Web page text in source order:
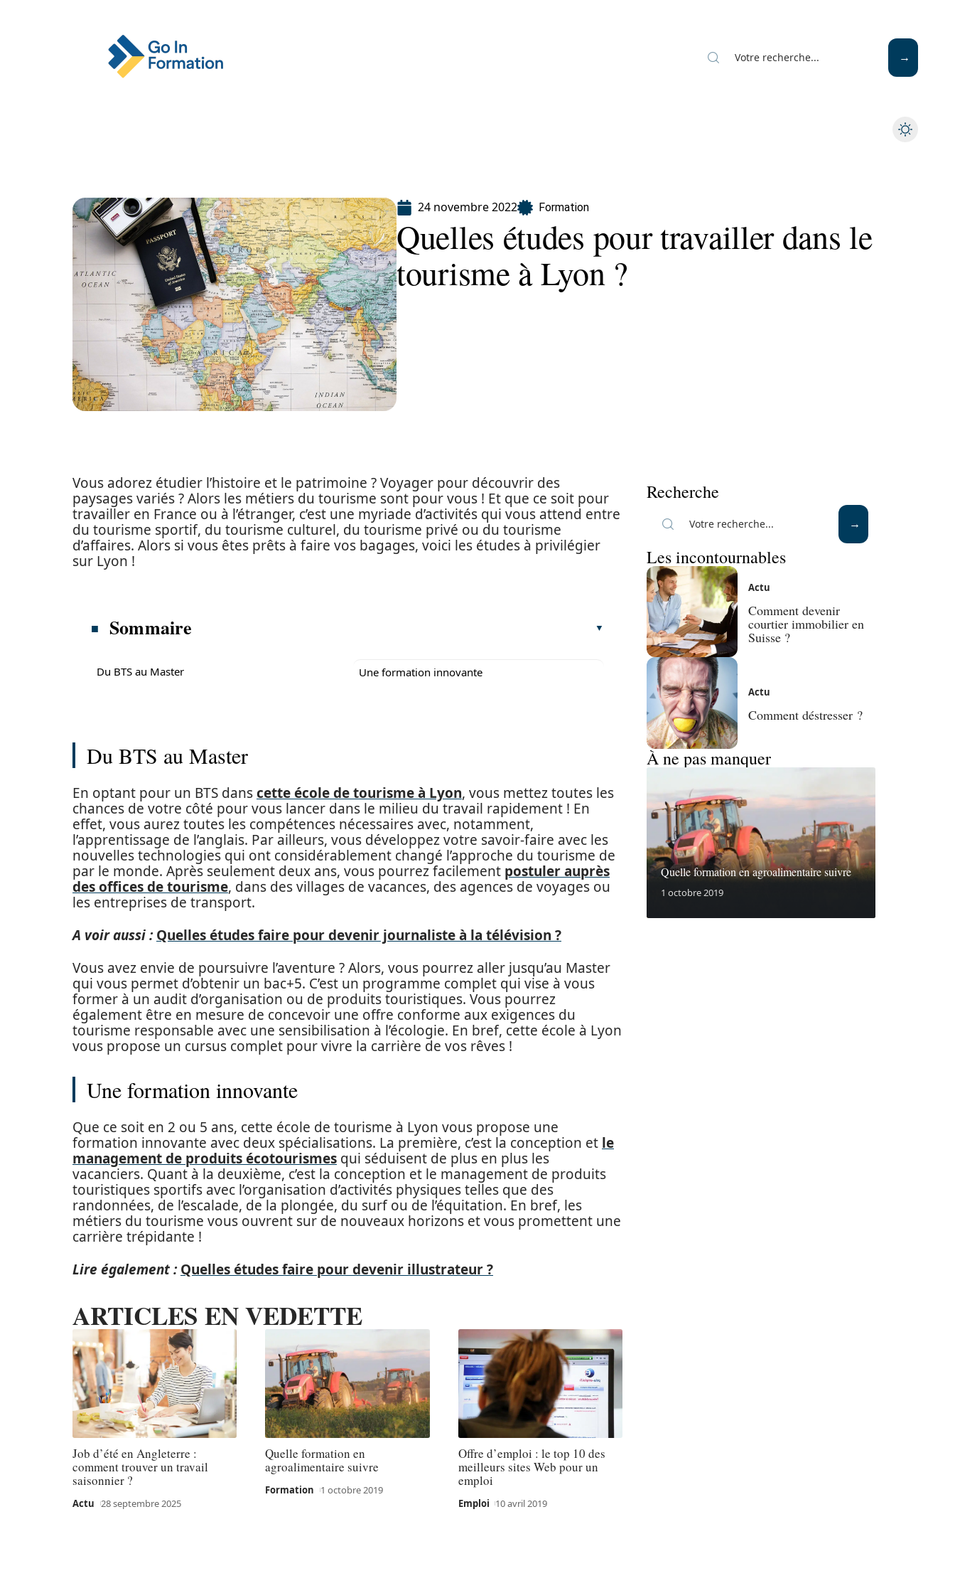
24 novembre 2022 Formation
Quelles études pour travailler dans le
tourisme à Lyon ?
Vous adorez étudier l’histoire et le patrimoine ? Voyager pour découvrir des
paysages variés ? Alors les métiers du tourisme sont pour vous ! Et que ce soit pour
travailler en France ou à l’étranger, c’est une myriade d’activités qui vous attend entre
du tourisme sportif, du tourisme culturel, du tourisme privé ou du tourisme
d’affaires. Alors si vous êtes prêts à faire vos bagages, voici les études à privilégier
sur Lyon !
Sommaire
Du BTS au Master Une formation innovante
Du BTS au Master
En optant pour un BTS danscette école de tourisme à Lyon, vous mettez toutes les
chances de votre côté pour vous lancer dans le milieu du travail rapidement ! En
effet, vous aurez toutes les compétences nécessaires avec, notamment,
l’apprentissage de l’anglais. Par ailleurs, vous développez votre savoir-faire avec les
nouvelles technologies qui ont considérablement changé l’approche du tourisme de
par le monde. Après seulement deux ans, vous pourrez facilement postuler auprès
des offices de tourisme, dans des villages de vacances, des agences de voyages ou
les entreprises de transport.
A voir aussi : Quelles études faire pour devenir journaliste à la télévision ?
Vous avez envie de poursuivre l’aventure ? Alors, vous pourrez aller jusqu’au Master
qui vous permet d’obtenir un bac+5. C’est un programme complet qui vise à vous
former à un audit d’organisation ou de produits touristiques. Vous pourrez
également être en mesure de concevoir une offre conforme aux exigences du
tourisme responsable avec une sensibilisation à l’écologie. En bref, cette école à Lyon
vous propose un cursus complet pour vivre la carrière de vos rêves !
Une formation innovante
Que ce soit en 2 ou 5 ans, cette école de tourisme à Lyon vous propose une
formation innovante avec deux spécialisations. La première, c’est la conception et le
management de produits écotourismes qui séduisent de plus en plus les
vacanciers. Quant à la deuxième, c’est la conception et le management de produits
touristiques sportifs avec l’organisation d’activités physiques telles que des
randonnées, de l’escalade, de la plongée, du surf ou de l’équitation. En bref, les
métiers du tourisme vous ouvrent sur de nouveaux horizons et vous promettent une
carrière trépidante !
Lire également : Quelles études faire pour devenir illustrateur ?
ARTICLES EN VEDETTE
Job d’été en Angleterre :
comment trouver un travail
saisonnier ?
Actu 28 septembre 2025
Quelle formation en
agroalimentaire suivre
Formation 1 octobre 2019
Offre d’emploi : le top 10 des
meilleurs sites Web pour un
emploi
Emploi 10 avril 2019
Recherche
Les incontournables
Actu
Comment devenir
courtier immobilier en
Suisse ?
Actu
Comment déstresser ?
À ne pas manquer
Quelle formation en agroalimentaire suivre
1 octobre 2019